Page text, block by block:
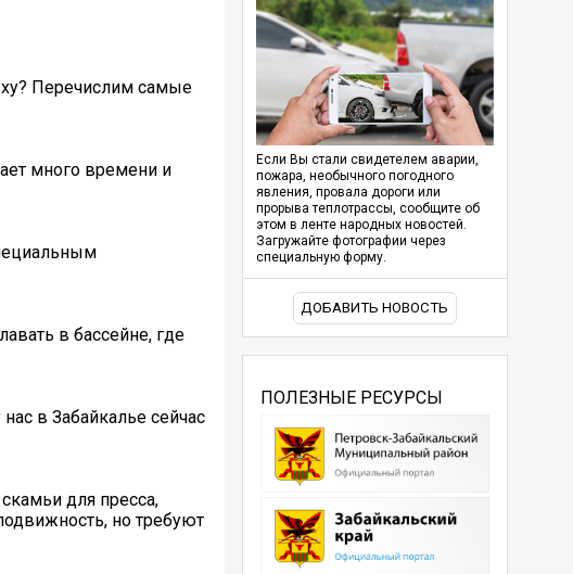
Перечислим самые
много времени и
в бассейне, где
в Забайкалье сейчас
для пресса,
но требуют
Если Вы стали свидетелем аварии,
пожара, необычного погодного
явления, провала дороги или
прорыва теплотрассы, сообщите об
этом в ленте народных новостей.
Загружайте фотографии через
специальную форму.
ДОБАВИТЬ НОВОСТЬ
ПОЛЕЗНЫЕ РЕСУРСЫ